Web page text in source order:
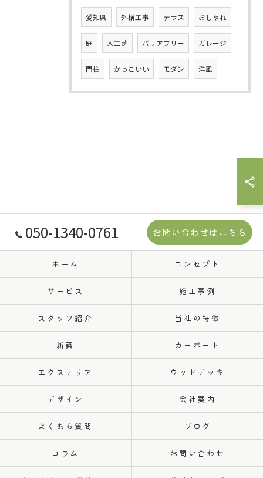
愛知県 外構工事 テラス おしゃれ
庭 人工芝 バリアフリー ガレージ
門柱 かっこいい モダン 洋風
050-1340-0761 お問い合わせはこちら
ホーム コンセプト
サービス 施工事例
スタッフ紹介 当社の特徴
新築 カーポート
エクステリア ウッドデッキ
デザイン 会社案内
よくある質問 ブログ
コラム お問い合わせ